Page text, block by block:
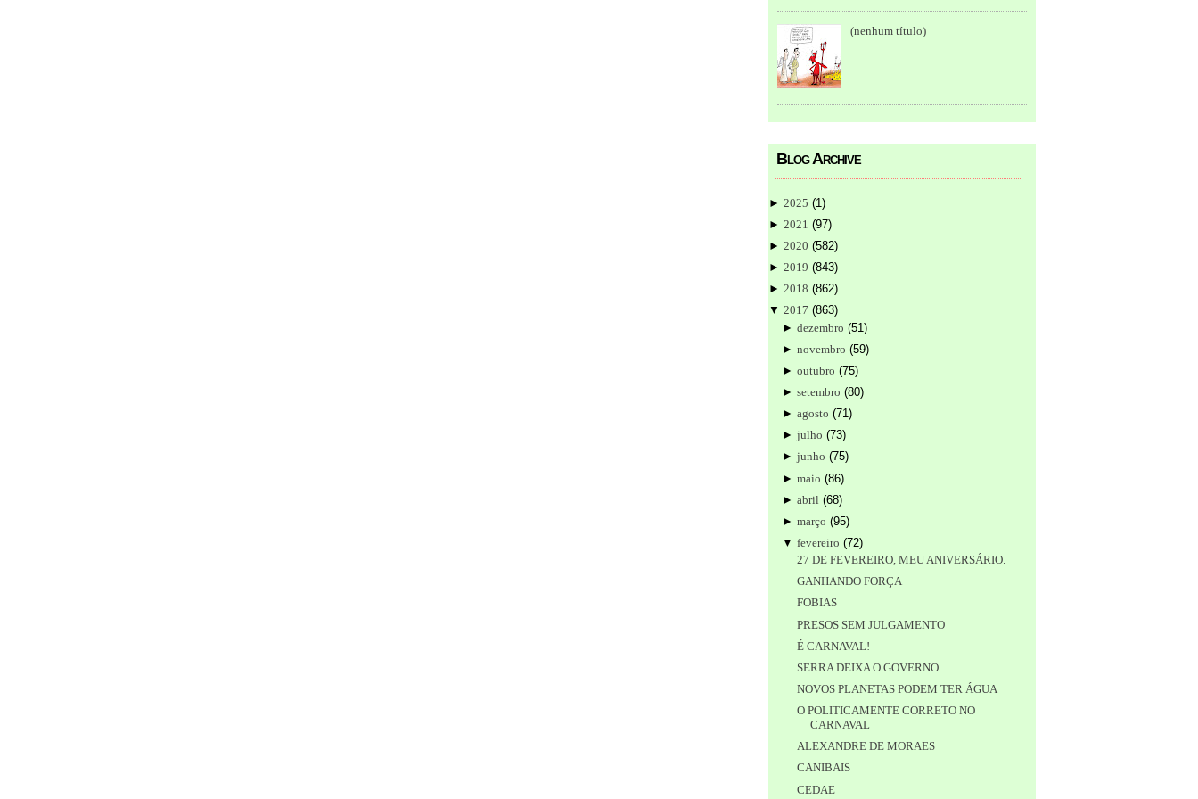
(nenhum título)
Blog Archive
► 2025 (1 )
► 2021 (97)
► 2020 (582)
► 2019 (843)
► 2018 (862)
▼ 2017 (863)
►dezembro (51)
►novembro (59)
►outubro (75)
►setembro (80)
►agosto (71)
►julho (73)
►junho (75)
►maio (86)
►abril (68)
►março (95)
▼fevereiro (72)
27 DE FEVEREIRO, MEU ANIVERSÁRIO.
GANHANDO FORÇA
FOBIAS
PRESOS SEM JULGAMENTO
É CARNAVAL!
SERRA DEIXA O GOVERNO
NOVOS PLANETAS PODEM TER ÁGUA
O POLITICAMENTE CORRETO NO
CARNAVAL
ALEXANDRE DE MORAES
CANIBAIS
CEDAE